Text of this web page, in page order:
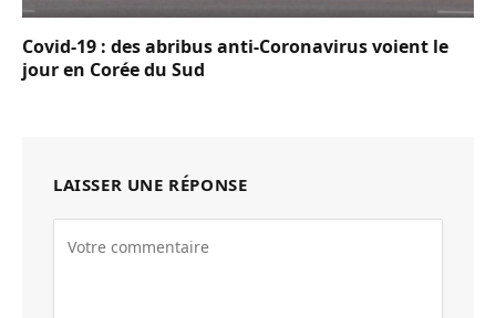
Covid-19 : des abribus anti-Coronavirus voient le
jour en Corée du Sud
LAISSER UNE RÉPONSE